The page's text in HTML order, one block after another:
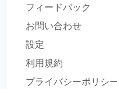
フィードバック
お問い合わせ
設定
利用規約
プライバシーポリシ